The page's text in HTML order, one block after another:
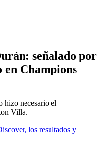
señalado por
en Champions
hizo necesario el
Villa.
los resultados y